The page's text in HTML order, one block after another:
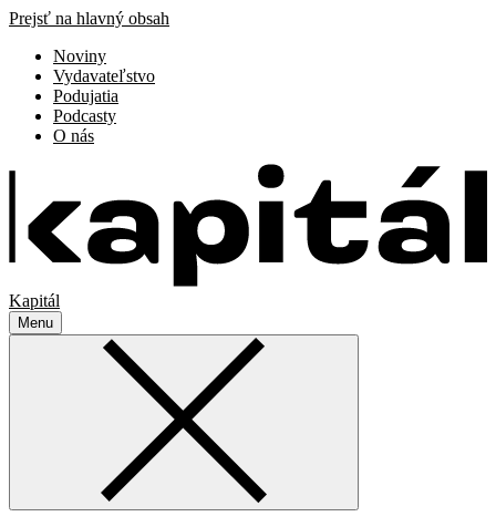
Prejsť na hlavný obsah
Noviny
Vydavateľstvo
Podujatia
Podcasty
O nás
Kapitál
Menu